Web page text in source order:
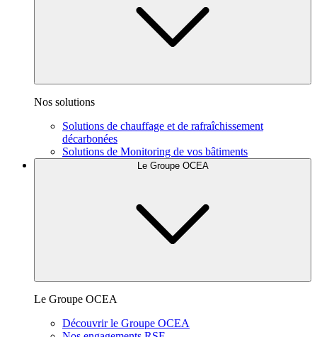
Nos solutions
Solutions de chauffage et de rafraîchissement
décarbonées
Solutions de Monitoring de vos bâtiments
Le Groupe OCEA
Le Groupe OCEA
Découvrir le Groupe OCEA